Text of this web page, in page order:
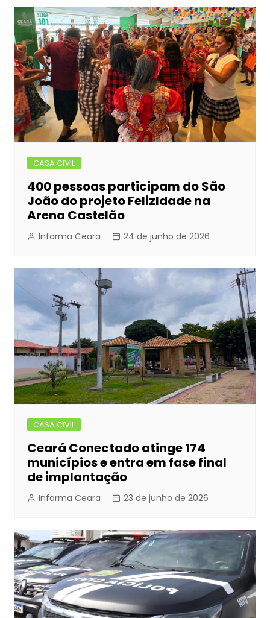
CASA CIVIL
400 pessoas participam do São
João do projeto FelizIdade na
Arena Castelão
Informa Ceara 24 de junho de 2026
CASA CIVIL
Ceará Conectado atinge 174
municípios e entra em fase final
de implantação
Informa Ceara 23 de junho de 2026